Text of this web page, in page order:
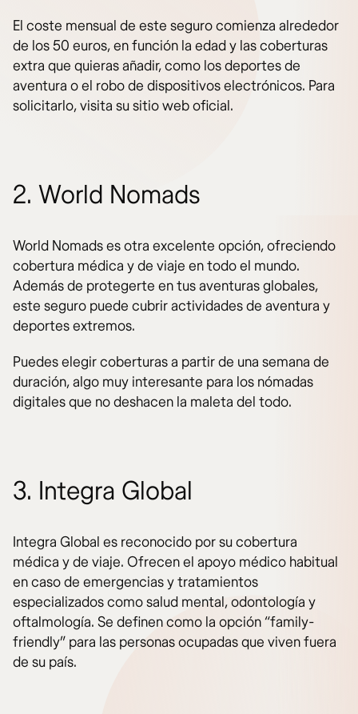
El coste mensual de este seguro comienza alrededor
de los 50 euros, en función la edad y las coberturas
extra que quieras añadir, como los deportes de
aventura o el robo de dispositivos electrónicos. Para
solicitarlo, visita su sitio web oficial.
2. World Nomads
World Nomads es otra excelente opción, ofreciendo
cobertura médica y de viaje en todo el mundo.
Además de protegerte en tus aventuras globales,
este seguro puede cubrir actividades de aventura y
deportes extremos.
Puedes elegir coberturas a partir de una semana de
duración, algo muy interesante para los nómadas
digitales que no deshacen la maleta del todo.
3. Integra Global
Integra Global es reconocido por su cobertura
médica y de viaje. Ofrecen el apoyo médico habitual
en caso de emergencias y tratamientos
especializados como salud mental, odontología y
oftalmología. Se definen como la opción “family-
friendly” para las personas ocupadas que viven fuera
de su país.